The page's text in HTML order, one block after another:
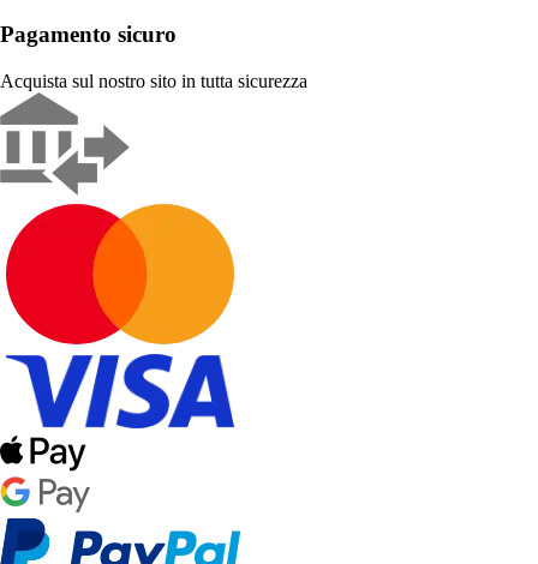
Pagamento sicuro
Acquista sul nostro sito in tutta sicurezza